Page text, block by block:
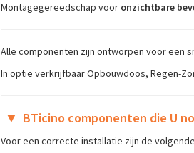
Montagegereedschap voor onzichtbare
Alle componenten zijn ontworpen voor een
In optie verkrijfbaar Opbouwdoos, Regen-
▼ BTicino componenten die U
Voor een correcte installatie zijn de